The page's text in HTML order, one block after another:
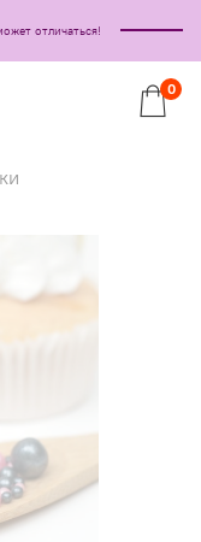
отличаться!
0